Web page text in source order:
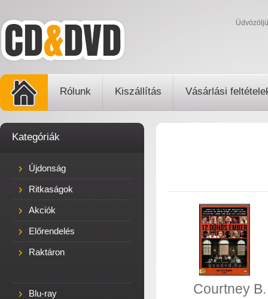
Rólunk Kiszállítás Vásárlási
Kategóriák
Újdonság
Ritkaságok
Akciók
Előrendelés
Raktáron
Blu-ray
Courtney